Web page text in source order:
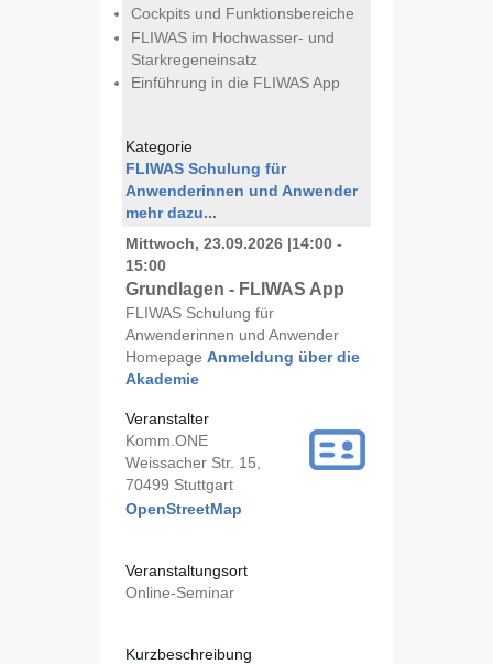
Cockpits und Funktionsbereiche
FLIWAS im Hochwasser- und
Starkregeneinsatz
Einführung in die FLIWAS App
Kategorie
FLIWAS Schulung für
Anwenderinnen und Anwender
mehr dazu...
Mittwoch, 23.09.2026 |14:00 -
15:00
Grundlagen - FLIWAS App
FLIWAS Schulung für
Anwenderinnen und Anwender
Homepage Anmeldung über die
Akademie
Veranstalter
Komm.ONE
Weissacher Str. 15,
70499 Stuttgart
OpenStreetMap
Veranstaltungsort
Online-Seminar
Kurzbeschreibung